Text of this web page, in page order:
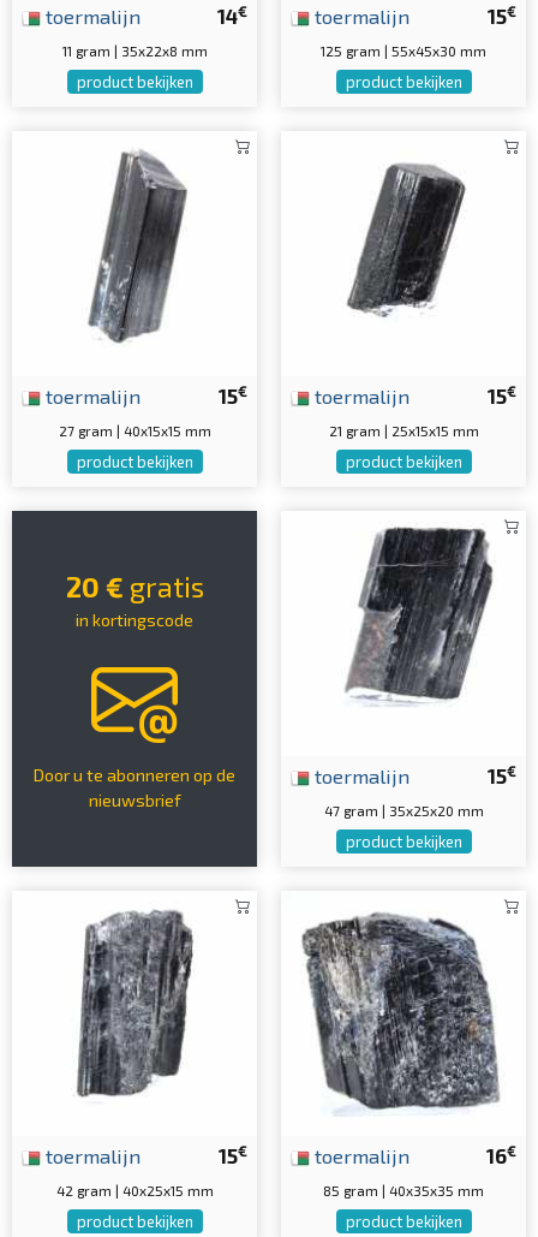
14€
toermalijn
11 gram | 35x22x8 mm
product bekijken
15€
toermalijn
125 gram | 55x45x30 mm
product bekijken
15€
toermalijn
27 gram | 40x15x15 mm
product bekijken
15€
toermalijn
21 gram | 25x15x15 mm
product bekijken
20 € gratis
in kortingscode
Door u te abonneren op de
nieuwsbrief
15€
toermalijn
47 gram | 35x25x20 mm
product bekijken
15€
toermalijn
42 gram | 40x25x15 mm
product bekijken
16€
toermalijn
85 gram | 40x35x35 mm
product bekijken